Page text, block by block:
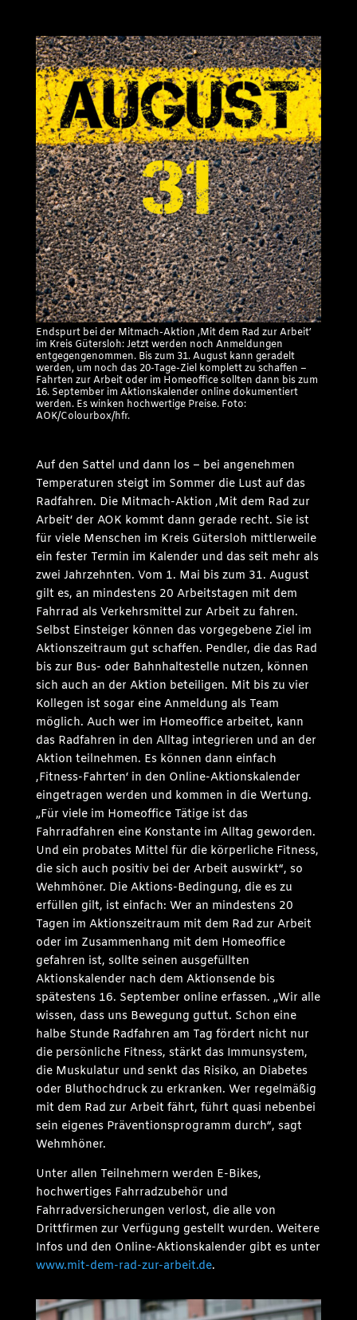
Endspurt bei der Mitmach-Aktion ‚Mit dem Rad zur Arbeit‘
im Kreis Gütersloh: Jetzt werden noch Anmeldungen
entgegengenommen. Bis zum 31. August kann geradelt
werden, um noch das 20-Tage-Ziel komplett zu schaffen –
Fahrten zur Arbeit oder im Homeoffice sollten dann bis zum
16. September im Aktionskalender online dokumentiert
werden. Es winken hochwertige Preise. Foto:
AOK/Colourbox/hfr.
Auf den Sattel und dann los – bei angenehmen
Temperaturen steigt im Sommer die Lust auf das
Radfahren. Die Mitmach-Aktion ‚Mit dem Rad zur
Arbeit‘ der AOK kommt dann gerade recht. Sie ist
für viele Menschen im Kreis Gütersloh mittlerweile
ein fester Termin im Kalender und das seit mehr als
zwei Jahrzehnten. Vom 1. Mai bis zum 31. August
gilt es, an mindestens 20 Arbeitstagen mit dem
Fahrrad als Verkehrsmittel zur Arbeit zu fahren.
Selbst Einsteiger können das vorgegebene Ziel im
Aktionszeitraum gut schaffen. Pendler, die das Rad
bis zur Bus- oder Bahnhaltestelle nutzen, können
sich auch an der Aktion beteiligen. Mit bis zu vier
Kollegen ist sogar eine Anmeldung als Team
möglich. Auch wer im Homeoffice arbeitet, kann
das Radfahren in den Alltag integrieren und an der
Aktion teilnehmen. Es können dann einfach
‚Fitness-Fahrten‘ in den Online-Aktionskalender
eingetragen werden und kommen in die Wertung.
„Für viele im Homeoffice Tätige ist das
Fahrradfahren eine Konstante im Alltag geworden.
Und ein probates Mittel für die körperliche Fitness,
die sich auch positiv bei der Arbeit auswirkt“, so
Wehmhöner. Die Aktions-Bedingung, die es zu
erfüllen gilt, ist einfach: Wer an mindestens 20
Tagen im Aktionszeitraum mit dem Rad zur Arbeit
oder im Zusammenhang mit dem Homeoffice
gefahren ist, sollte seinen ausgefüllten
Aktionskalender nach dem Aktionsende bis
spätestens 16. September online erfassen. „Wir alle
wissen, dass uns Bewegung guttut. Schon eine
halbe Stunde Radfahren am Tag fördert nicht nur
die persönliche Fitness, stärkt das Immunsystem,
die Muskulatur und senkt das Risiko, an Diabetes
oder Bluthochdruck zu erkranken. Wer regelmäßig
mit dem Rad zur Arbeit fährt, führt quasi nebenbei
sein eigenes Präventionsprogramm durch“, sagt
Wehmhöner.
Unter allen Teilnehmern werden E-Bikes,
hochwertiges Fahrradzubehör und
Fahrradversicherungen verlost, die alle von
Drittfirmen zur Verfügung gestellt wurden. Weitere
Infos und den Online-Aktionskalender gibt es unter
www.mit-dem-rad-zur-arbeit.de.